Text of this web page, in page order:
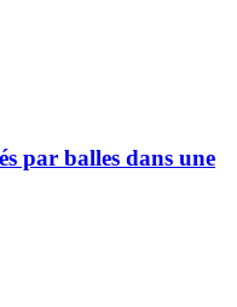
par balles dans une